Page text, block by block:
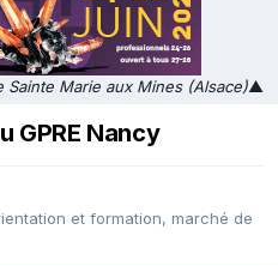
Marie aux Mines (Alsace)▲
GPRE Nancy
et formation, marché de